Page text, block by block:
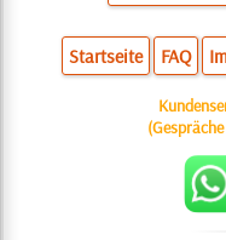
Startseite FAQ